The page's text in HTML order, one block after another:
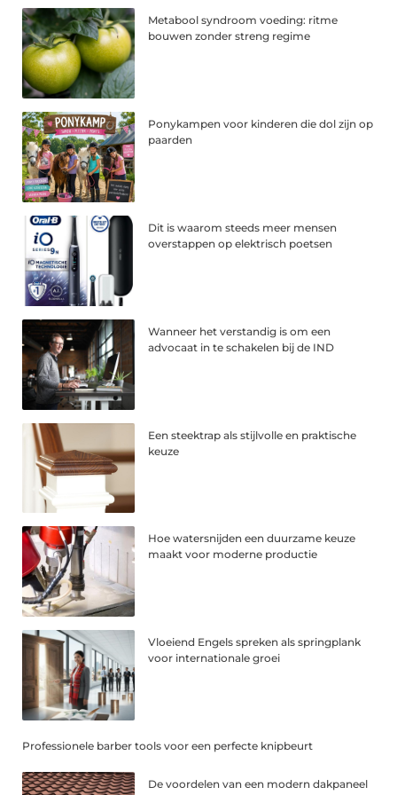
Metabool syndroom voeding: ritme
bouwen zonder streng regime
Ponykampen voor kinderen die dol zijn op
paarden
Dit is waarom steeds meer mensen
overstappen op elektrisch poetsen
Wanneer het verstandig is om een
advocaat in te schakelen bij de IND
Een steektrap als stijlvolle en praktische
keuze
Hoe watersnijden een duurzame keuze
maakt voor moderne productie
Vloeiend Engels spreken als springplank
voor internationale groei
Professionele barber tools voor een perfecte knipbeurt
De voordelen van een modern dakpaneel